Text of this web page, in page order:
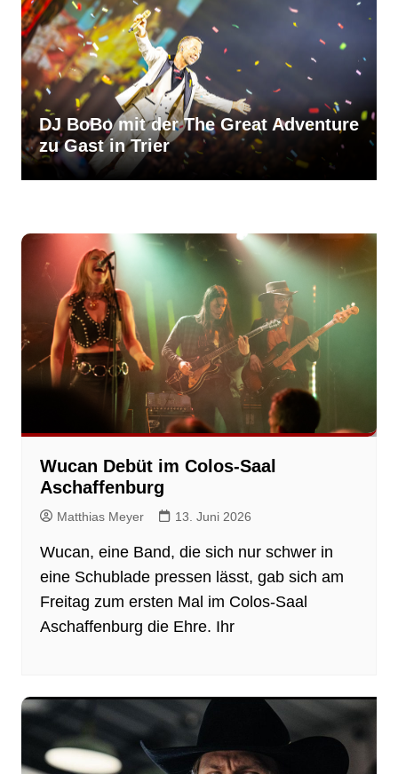
DJ BoBo mit der The Great Adventure
zu Gast in Trier
Wucan Debüt im Colos-Saal
Aschaffenburg
Matthias Meyer 13. Juni 2026
Wucan, eine Band, die sich nur schwer in
eine Schublade pressen lässt, gab sich am
Freitag zum ersten Mal im Colos-Saal
Aschaffenburg die Ehre. Ihr